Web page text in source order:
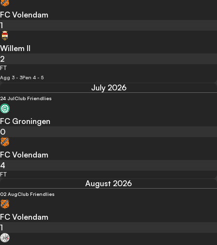
FC Volendam
1
Willem II
2
FT
Agg 3 - 3Pen 4 - 5
July 2026
24 JulClub Friendlies
FC Groningen
0
FC Volendam
4
FT
August 2026
02 AugClub Friendlies
FC Volendam
1